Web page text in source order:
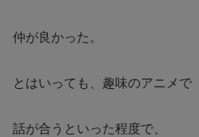
仲が良かった。
とはいっても、趣味のアニメで
話が合うといった程度で、